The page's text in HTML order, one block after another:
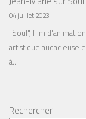
04 juillet 2023
"Soul", film
artistique audacieuse
à…
Rechercher